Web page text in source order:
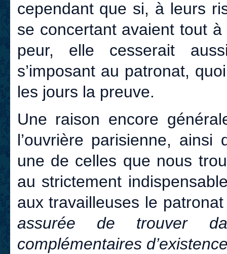
cependant que si, à leurs
se concertant avaient tout
peur, elle cesserait
s’imposant au patronat,
les jours la preuve.
Une raison encore
l’ouvrière parisienne, ainsi
une de celles que nous
au strictement
aux travailleuses le
assurée de trouver
complémentaires